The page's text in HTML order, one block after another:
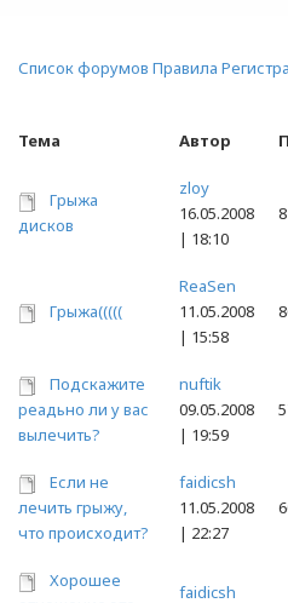
Список форумов Правила
Тема Автор
Грыжа
дисков
zloy
16.05.2008
| 18:10
Грыжа(((((
ReaSen
11.05.2008
| 15:58
Подскажите
реадьно ли у вас
вылечить?
nuftik
09.05.2008
| 19:59
Если не
лечить грыжу,
что происходит?
faidicsh
11.05.2008
| 22:27
Хорошее
faidicsh